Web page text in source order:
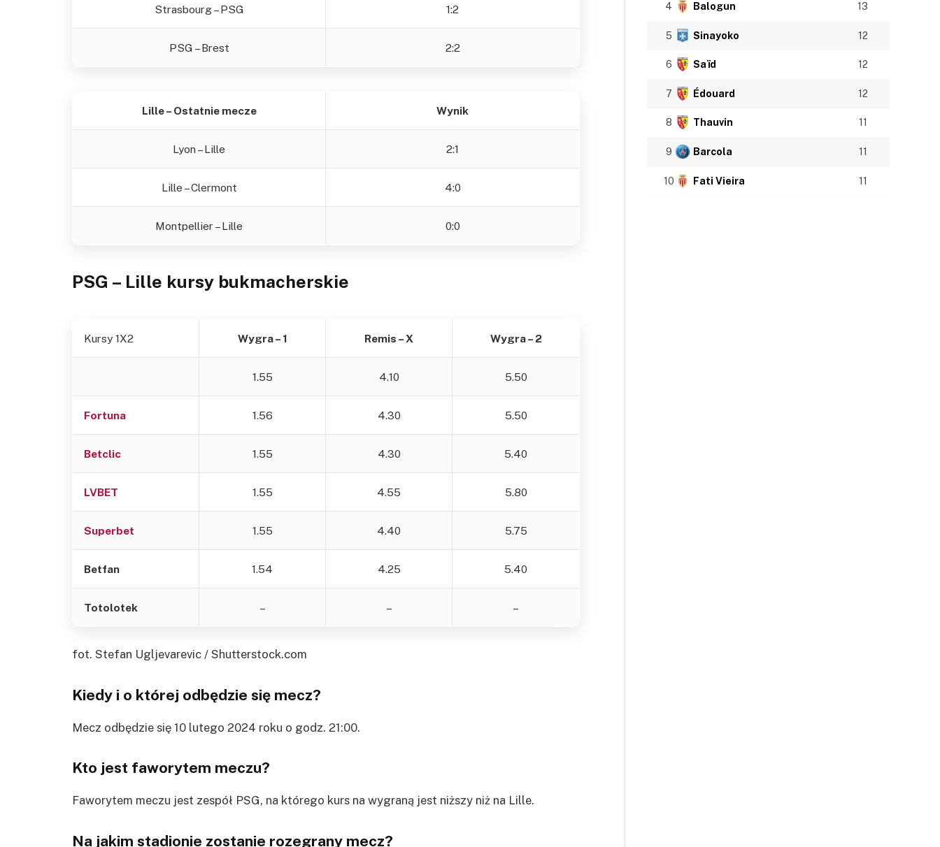
Strasbourg – PSG 1:2
PSG – Brest 2:2
Lille – Ostatnie mecze Wynik
Lyon – Lille 2:1
Lille – Clermont 4:0
Montpellier – Lille 0:0
PSG – Lille kursy bukmacherskie
Kursy 1X2 Wygra – 1 Remis – X Wygra – 2
1.55 4.10 5.50
Fortuna 1.56 4.30 5.50
Betclic 1.55 4.30 5.40
LVBET 1.55 4.55 5.80
Superbet 1.55 4.40 5.75
Betfan 1.54 4.25 5.40
Totolotek – – –
fot. Stefan Ugljevarevic / Shutterstock.com
Kiedy i o której odbędzie się mecz?
Mecz odbędzie się 10 lutego 2024 roku o godz. 21:00.
Kto jest faworytem meczu?
Faworytem meczu jest zespół PSG, na którego kurs na wygraną jest niższy niż na Lille.
Na jakim stadionie zostanie rozegrany mecz?
4 Balogun 13
5 Sinayoko 12
6 Saïd 12
7 Édouard 12
8 Thauvin 11
9 Barcola 11
10 Fati Vieira 11